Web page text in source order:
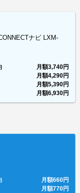
ナビ LXM-
月額3,740円
月額4,290円
月額5,390円
月額6,930円
月額660円
月額770円